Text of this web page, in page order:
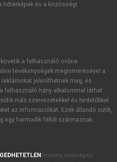
újdonságairól, akcióiról.
Kiadó Zrt. újdonságairól,
foglaltakat tudomásul
hőtérképek és a közösségi
a felhasználó online
tevékenységek megismerésével a
jeleníthetnek meg, és
felhasználó hány alkalommal láthat
más szervezetekkel és hirdetőkkel
az információkat. Ezek állandó sütik,
egy harmadik féltől származnak.
(mindig szükséges)